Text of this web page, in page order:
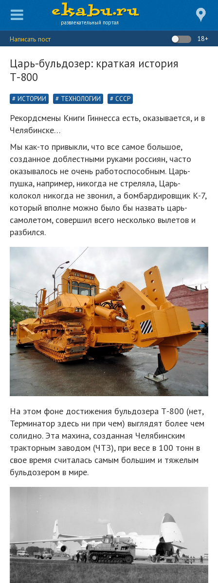
развлекательный портал
Написать пост 18+
Царь-бульдозер: краткая история
Т-800
ИСТОРИИ ТЕХНОЛОГИИ СССР
Рекордсмены Книги Гиннесса есть, оказывается, и в
Челябинске…
Мы как-то привыкли, что все самое большое,
созданное доблестными руками россиян, часто
оказывалось не очень работоспособным. Царь-
пушка, например, никогда не стреляла, Царь-
колокол никогда не звонил, а бомбардировщик К-7,
который вполне можно было бы назвать царь-
самолетом, совершил всего несколько вылетов и
разбился.
На этом фоне достижения бульдозера Т-800 (нет,
Терминатор здесь ни при чем) выглядят более чем
солидно. Эта махина, созданная Челябинским
тракторным заводом (ЧТЗ), при весе в 100 тонн в
свое время считалась самым большим и тяжелым
бульдозером в мире.